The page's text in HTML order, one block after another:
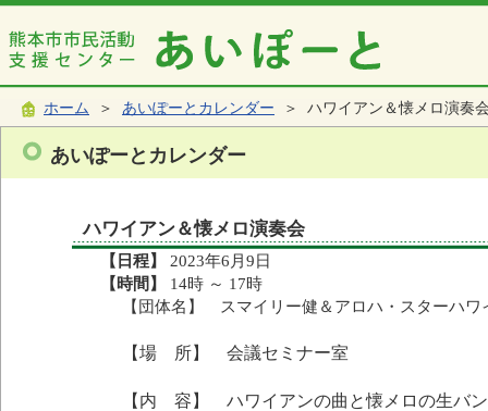
ホーム ＞ あいぽーとカレンダー ＞ ハワイアン＆懐メロ演奏
あいぽーとカレンダー
ハワイアン＆懐メロ演奏会
【日程】
2023年6月9日
【時間】
14時 ～ 17時
【団体名】 スマイリー健＆アロハ・スターハワ
【場 所】 会議セミナー室
【内 容】 ハワイアンの曲と懐メロの生バ